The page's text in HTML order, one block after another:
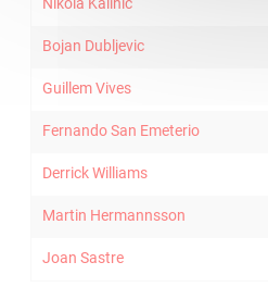
Bojan Dubljevic
Guillem Vives
Fernando San Emeterio
Derrick Williams
Martin Hermannsson
Joan Sastre